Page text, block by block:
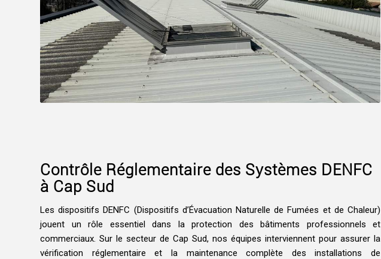
Contrôle Réglementaire des Systèmes DENFC
à Cap Sud
Les dispositifs DENFC (Dispositifs d’Évacuation Naturelle de Fumées et de Chaleur)
jouent un rôle essentiel dans la protection des bâtiments professionnels et
commerciaux. Sur le secteur de Cap Sud, nos équipes interviennent pour assurer la
vérification réglementaire et la maintenance complète des installations de